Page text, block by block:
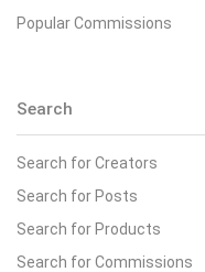
Popular Commissions
Search
Search for Creators
Search for Posts
Search for Products
Search for Commissions